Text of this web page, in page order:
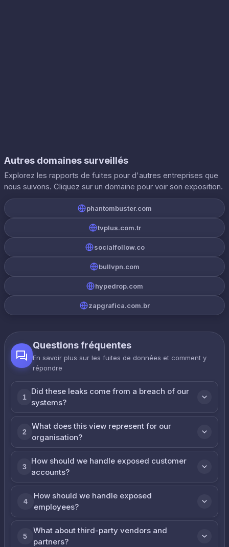
Autres domaines surveillés
Explorez les rapports de fuites pour d'autres entreprises que
nous suivons. Cliquez sur un domaine pour voir son exposition.
phantombuster.com
tvplus.com.tr
socialfollow.co
bullvpn.com
hypedrop.com
zapgrafica.com.br
Questions fréquentes
En savoir plus sur les fuites de données et comment y
répondre
1
Did these leaks come from a breach of our
systems?
2
What does this view represent for our
organisation?
3
How should we handle exposed customer
accounts?
4
How should we handle exposed
employees?
5
What about third-party vendors and
partners?